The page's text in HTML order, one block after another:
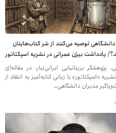
توصیه می‌کنند از شر کتاب‌هایتان
یادداشت بیژن عمرانی در نشریه اسپکتاتور
پژوهشگر بریتانیایی ایرانی‌تبار، در مقاله‌ای
«اسپکتاتور» با زبانی کنایه‌آمیز به انتقاد از
مدیران دانشگاهی…